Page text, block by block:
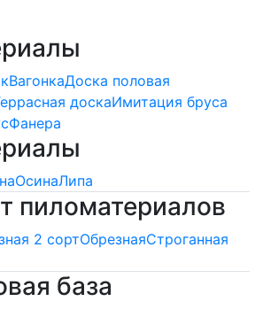
ВагонкаДоска половая
доскаИмитация бруса
Фанера
ОсинаЛипа
пиломатериалов
2 сортОбрезнаяСтроганная
база